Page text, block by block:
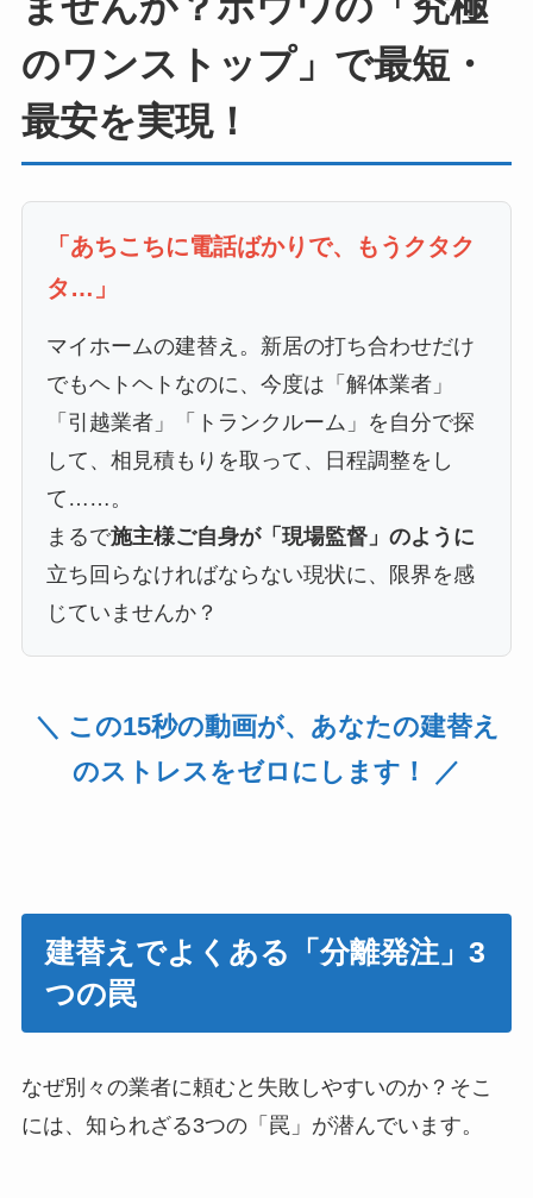
のワンストップ」で最短・
最安を実現！
「あちこちに電話ばかりで、もうクタク
タ…」
マイホームの建替え。新居の打ち合わせだけ
でもヘトヘトなのに、今度は「解体業者」
「引越業者」「トランクルーム」を自分で探
して、相見積もりを取って、日程調整をし
て……。
まるで施主様ご自身が「現場監督」のように
立ち回らなければならない現状に、限界を感
じていませんか？
＼ この15秒の動画が、あなたの建替え
のストレスをゼロにします！ ／
建替えでよくある「分離発注」3
つの罠
なぜ別々の業者に頼むと失敗しやすいのか？そこ
には、知られざる3つの「罠」が潜んでいます。